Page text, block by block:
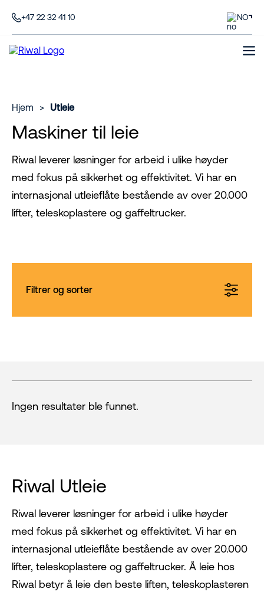
+47 22 32 41 10 NO
Hjem > Utleie
Maskiner til leie
Riwal leverer løsninger for arbeid i ulike høyder
med fokus på sikkerhet og effektivitet. Vi har en
internasjonal utleieflåte bestående av over 20.000
lifter, teleskoplastere og gaffeltrucker.
Filtrer og sorter
Ingen resultater ble funnet.
Riwal Utleie
Riwal leverer løsninger for arbeid i ulike høyder
med fokus på sikkerhet og effektivitet. Vi har en
internasjonal utleieflåte bestående av over 20.000
lifter, teleskoplastere og gaffeltrucker. Å leie hos
Riwal betyr å leie den beste liften, teleskoplasteren